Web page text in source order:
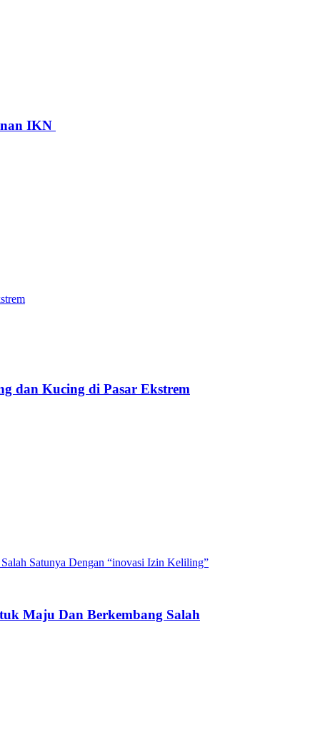
IKN
dan Kucing di Pasar Ekstrem
Maju Dan Berkembang Salah